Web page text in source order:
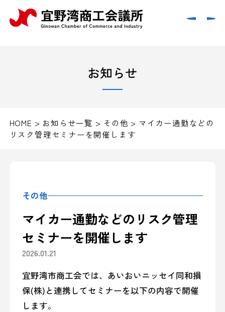
お知らせ
HOME > お知らせ一覧 > その他 > マイカー通勤などの
リスク管理セミナーを開催します
その他
マイカー通勤などのリスク管理
セミナーを開催します
2026.01.21
宜野湾市商工会では、あいおいニッセイ同和損
保(株)と連携してセミナーを以下の内容で開催
します。